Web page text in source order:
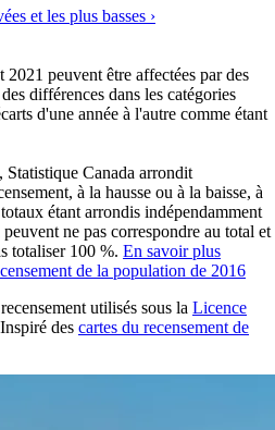
et les plus basses ›
peuvent être affectées par des
différences dans les catégories
d'une année à l'autre comme étant
Canada arrondit
à la hausse ou à la baisse, à
étant arrondis indépendamment
ne pas correspondre au total et
totaliser 100 %. En savoir plus
de la population de 2016
utilisés sous la Licence
des cartes du recensement de